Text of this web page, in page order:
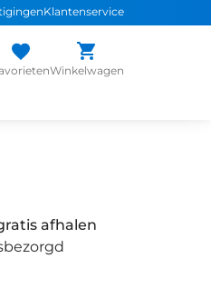
Klantenservice
Winkelwagen
afhalen